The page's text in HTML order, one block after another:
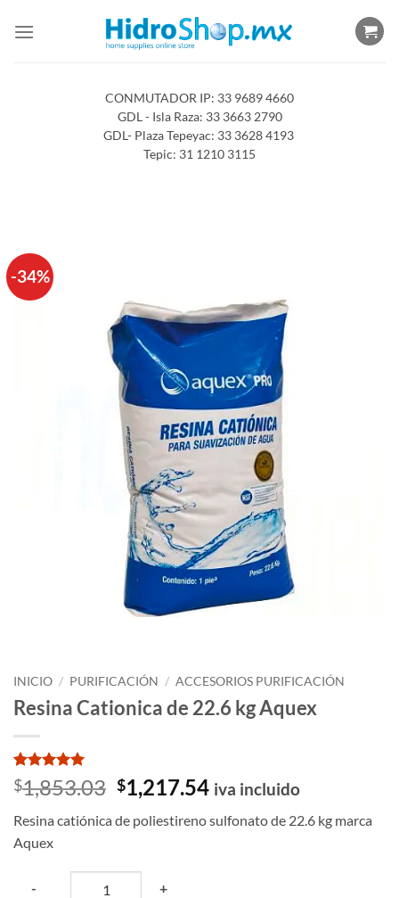
CONMUTADOR IP: 33 9689 4660
GDL - Isla Raza: 33 3663 2790
GDL- Plaza Tepeyac: 33 3628 4193
Tepic: 31 1210 3115
-34%
INICIO / PURIFICACIÓN / ACCESORIOS PURIFICACIÓN
Resina Cationica de 22.6 kg Aquex
Valorado
con5de 5
1
valoración
de un
cliente
$1,853.03 El
precio
original
$1,853.03.
$1,217.54El
actual
iva incluido
Resina catiónica de poliestireno sulfonato de 22.6 kg marca
Aquex
- +